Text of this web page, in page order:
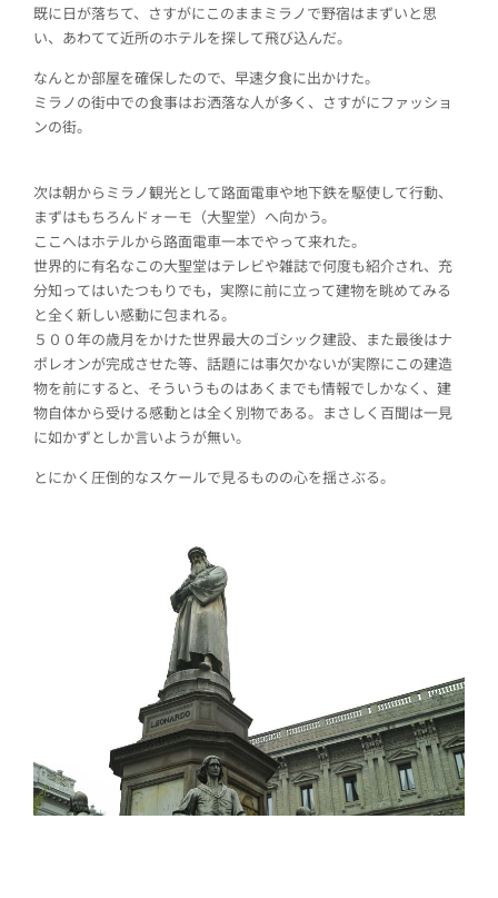
既に日が落ちて、さすがにこのままミラノで野宿はまずいと思
い、あわてて近所のホテルを探して飛び込んだ。
なんとか部屋を確保したので、早速夕食に出かけた。
ミラノの街中での食事はお洒落な人が多く、さすがにファッショ
ンの街。
次は朝からミラノ観光として路面電車や地下鉄を駆使して行動、
まずはもちろんドォーモ（大聖堂）へ向かう。
ここへはホテルから路面電車一本でやって来れた。
世界的に有名なこの大聖堂はテレビや雑誌で何度も紹介され、充
分知ってはいたつもりでも，実際に前に立って建物を眺めてみる
と全く新しい感動に包まれる。
５００年の歳月をかけた世界最大のゴシック建設、また最後はナ
ポレオンが完成させた等、話題には事欠かないが実際にこの建造
物を前にすると、そういうものはあくまでも情報でしかなく、建
物自体から受ける感動とは全く別物である。まさしく百聞は一見
に如かずとしか言いようが無い。
とにかく圧倒的なスケールで見るものの心を揺さぶる。